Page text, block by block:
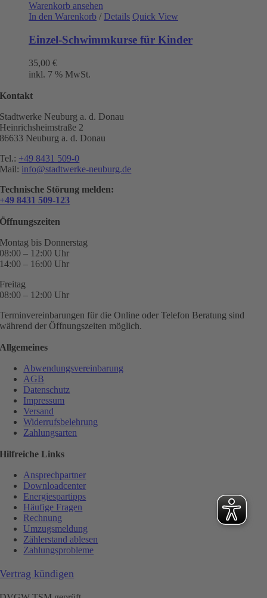
Warenkorb ansehen
In den Warenkorb / Details Quick View
Einzel-Schwimmkurse für Kinder
35,00 €
inkl. 7 % MwSt.
Kontakt
Stadtwerke Neuburg a. d. Donau
Heinrichsheimstraße 2
86633 Neuburg a. d. Donau
Tel.: +49 8431 509-0
Mail: info@stadtwerke-neuburg.de
Technische Störung melden:
+49 8431 509-123
Öffnungszeiten
Montag bis Donnerstag
08:00 – 12:00 Uhr
14:00 – 16:00 Uhr
Freitag
08:00 – 12:00 Uhr
Terminvereinbarungen für die Online oder Telefon Beratung sind
während der Öffnungszeiten möglich.
Allgemeines
Abwendungsvereinbarung
AGB
Datenschutz
Impressum
Versand
Widerrufsbelehrung
Zahlungsarten
Hilfreiche Links
Ansprechpartner
Downloadcenter
Energiespartipps
Häufige Fragen
Rechnung
Umzugsmeldung
Zählerstand ablesen
Zahlungsprobleme
Vertrag kündigen